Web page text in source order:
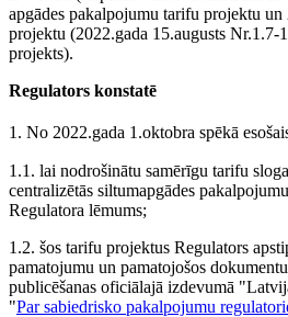
apgādes pakalpojumu tarifu projektu
projektu (2022.gada 15.augusts
projekts).
Regulators konstatē
1. No 2022.gada 1.oktobra spēkā
1.1. lai nodrošinātu samērīgu tarifu
centralizētās siltumapgādes
Regulatora lēmums;
1.2. šos tarifu projektus Regulators
pamatojumu un pamatojošos
publicēšanas oficiālajā izdevumā
"Par sabiedrisko pakalpojumu